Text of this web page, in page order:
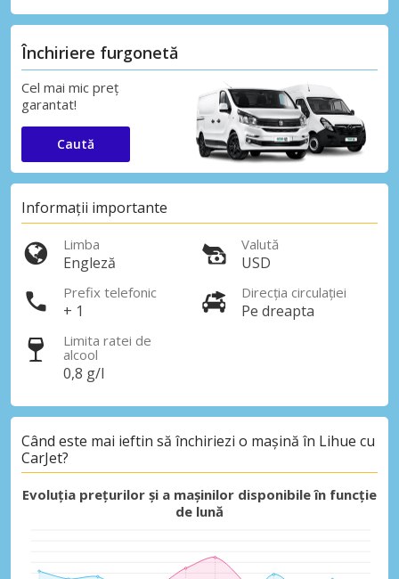
Închiriere furgonetă
Cel mai mic preț
garantat!
Caută
Informații importante
Limba
Engleză
Valută
USD
Prefix telefonic
+ 1
Direcția circulației
Pe dreapta
Limita ratei de
alcool
0,8 g/l
Când este mai ieftin să închiriezi o mașină în Lihue cu
CarJet?
Evoluția prețurilor și a mașinilor disponibile în funcție
de lună